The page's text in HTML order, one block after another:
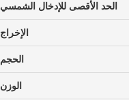
الحد الأقصى للإدخال الشمسي
الإخراج
الحجم
الوزن